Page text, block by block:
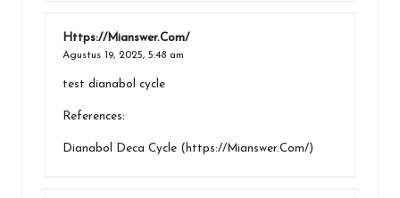
Https://Mianswer.Com/
Agustus 19, 2025, 5:48 am
test dianabol cycle
References:
Dianabol Deca Cycle ( https://Mianswer.Com/)